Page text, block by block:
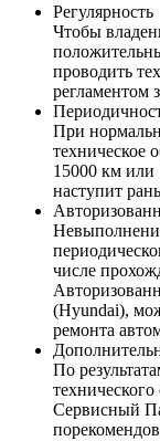
Регулярность
Чтобы
проводить
регламентом
При
техническое
15000 км или
наступит
числе
(Hyundai),
ремонта
По
Сервисный